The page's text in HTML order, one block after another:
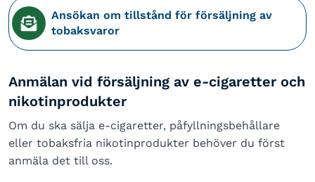
Ansökan om tillstånd för försäljning av
tobaksvaror
Anmälan vid försäljning av e-cigaretter och
nikotinprodukter
Om du ska sälja e-cigaretter, påfyllningsbehållare
eller tobaksfria nikotinprodukter behöver du först
anmäla det till oss.